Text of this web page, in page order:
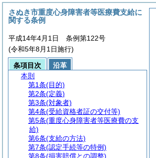
さぬき市重度心身障害者等医療費支給に
関する条例
平成14年4月1日 条例第122号
(令和5年8月1日施行)
条項目次
沿革
本則
第1条(目的)
第2条(定義)
第3条(対象者)
第4条(受給資格者証の交付等)
第5条(重度心身障害者等医療費の支
給)
第6条(支給の方法)
第7条(認定手続等の特例)
第8条(損害賠償との調整)